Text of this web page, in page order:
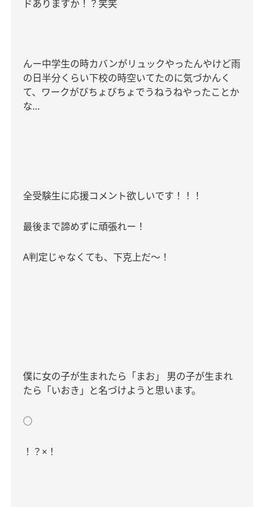
ドありますか！？笑笑
んー中学生の時カバンがリュックやったんやけど雨
の日半分くらい下校の時空いてたのに気づかんく
て、ワークがびちょびちょでうねうねやったことか
な…
全受験生に応援コメント欲しいです！！！
最後まで諦めずに頑張れー！
A判定じゃなくても、下克上だ〜！
僕に女の子が生まれたら「まお」
男の子が生まれ
たら「いおき」と名づけようと思います。
○
！？ × ！